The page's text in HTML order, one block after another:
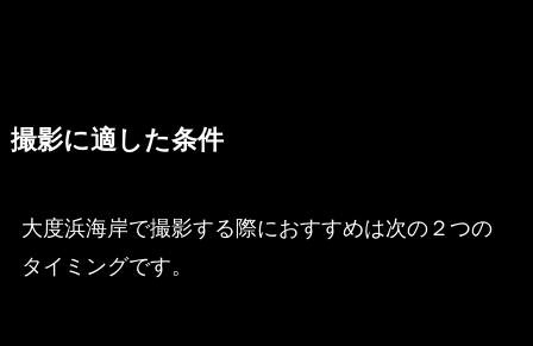
撮影に適した条件
大度浜海岸で撮影する際におすすめは次の２つの
タイミングです。